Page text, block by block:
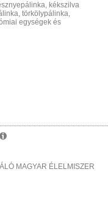
kékszilva
törkölypálinka,
egységek és
MAGYAR ÉLELMISZER